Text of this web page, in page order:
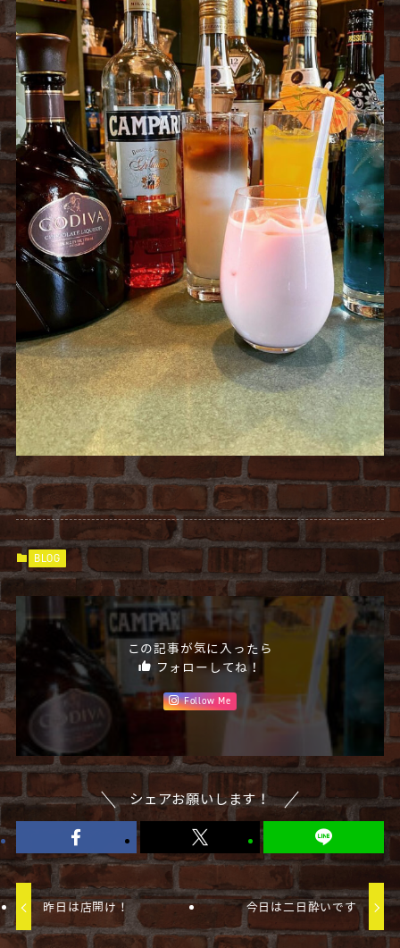
BLOG
この記事が気に入ったら
フォローしてね！
Follow Me
シェアお願いします！
昨日は店開け！ 今日は二日酔いです